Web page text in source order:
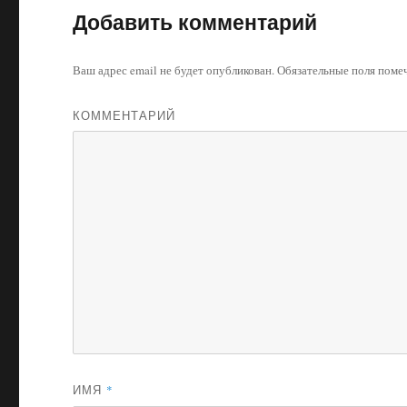
Добавить комментарий
Ваш адрес email не будет опубликован.Обязательные поля
КОММЕНТАРИЙ
ИМЯ *